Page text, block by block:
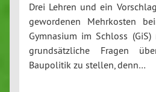
Drei Lehren und ein
gewordenen Mehrkosten
Gymnasium im Schloss
grundsätzliche Fragen
Baupolitik zu stellen, denn…